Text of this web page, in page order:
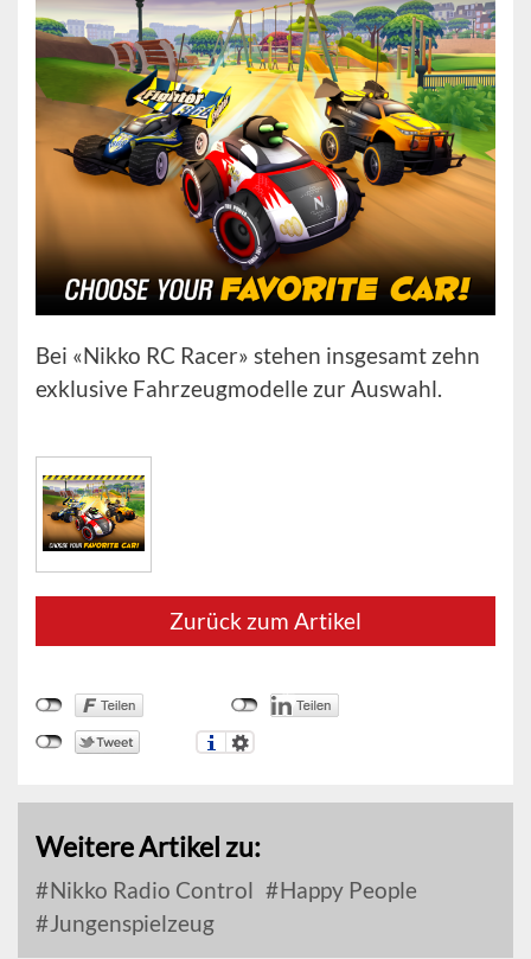
Bei «Nikko RC Racer» stehen insgesamt zehn
exklusive Fahrzeugmodelle zur Auswahl.
Zurück zum Artikel
Weitere Artikel zu:
Nikko Radio Control
Happy People
Jungenspielzeug